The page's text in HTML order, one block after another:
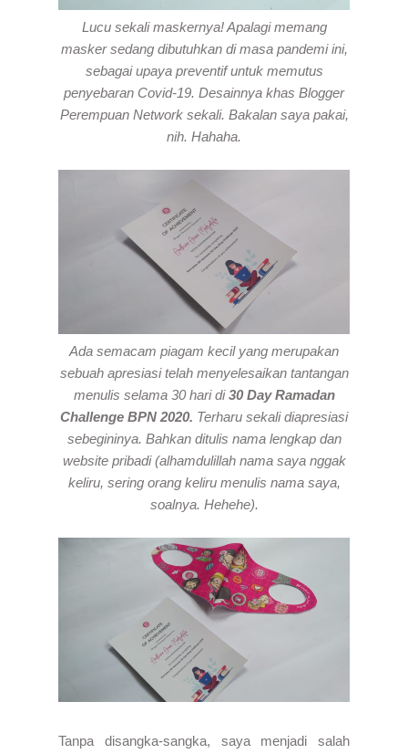
Lucu sekali maskernya! Apalagi memang
masker sedang dibutuhkan di masa pandemi ini,
sebagai upaya preventif untuk memutus
penyebaran Covid-19. Desainnya khas Blogger
Perempuan Network sekali. Bakalan saya pakai,
nih. Hahaha.
Ada semacam piagam kecil yang merupakan
sebuah apresiasi telah menyelesaikan tantangan
menulis selama 30 hari di30 Day Ramadan
Challenge BPN 2020. Terharu sekali diapresiasi
sebegininya. Bahkan ditulis nama lengkap dan
website pribadi (alhamdulillah nama saya nggak
keliru, sering orang keliru menulis nama saya,
soalnya. Hehehe).
Tanpa disangka-sangka, saya menjadi salah